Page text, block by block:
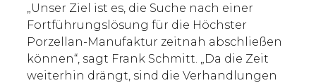
„Unser Ziel ist es, die Suche nach einer
Fortführungslösung für die Höchster
Porzellan-Manufaktur zeitnah abschließen
können“, sagt Frank Schmitt. „Da die Zeit
weiterhin drängt, sind die Verhandlungen